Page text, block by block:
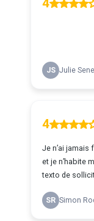
4
JS Julie
4
Je n’ai
et je n’habite
texto de
SR Simon